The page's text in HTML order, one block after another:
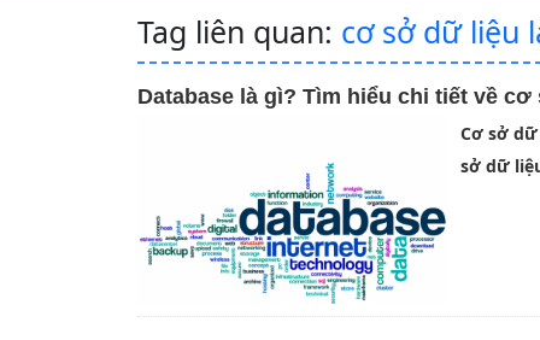
Tag liên quan: cơ sở dữ liệu
Database là gì? Tìm hiểu chi tiết về
Cơ sở
sở dữ